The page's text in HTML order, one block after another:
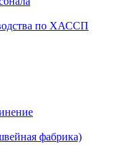
по ХАССП
фабрика)